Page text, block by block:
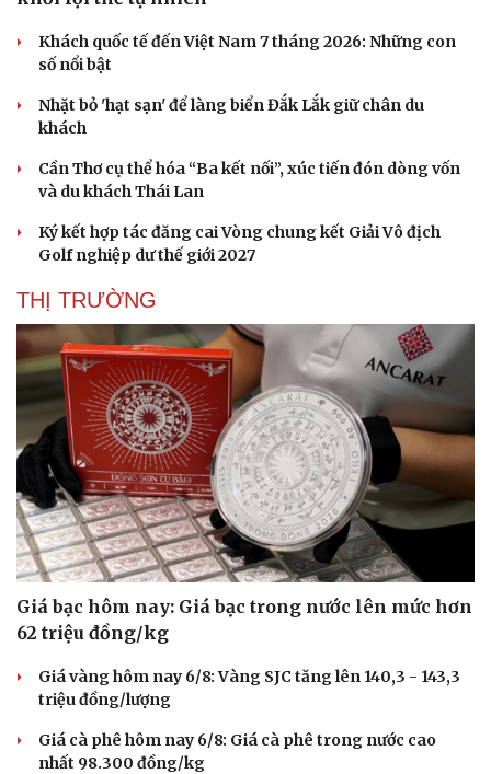
Khách quốc tế đến Việt Nam 7 tháng 2026: Những con
số nổi bật
Nhặt bỏ 'hạt sạn' để làng biển Đắk Lắk giữ chân du
khách
Cần Thơ cụ thể hóa “Ba kết nối”, xúc tiến đón dòng vốn
và du khách Thái Lan
Ký kết hợp tác đăng cai Vòng chung kết Giải Vô địch
Golf nghiệp dư thế giới 2027
THỊ TRƯỜNG
Giá bạc hôm nay: Giá bạc trong nước lên mức hơn
62 triệu đồng/kg
Giá vàng hôm nay 6/8: Vàng SJC tăng lên 140,3 - 143,3
triệu đồng/lượng
Giá cà phê hôm nay 6/8: Giá cà phê trong nước cao
nhất 98.300 đồng/kg